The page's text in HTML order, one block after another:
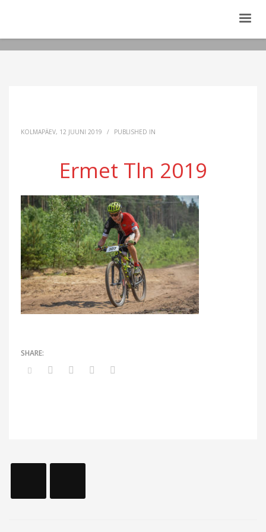
KOLMAPÄEV, 12 JUUNI 2019 / PUBLISHED IN
Ermet Tln 2019